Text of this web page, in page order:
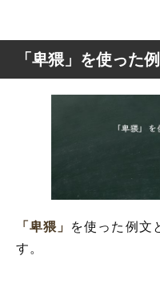
「卑猥」を使った
「卑猥」
を使った例文
す。